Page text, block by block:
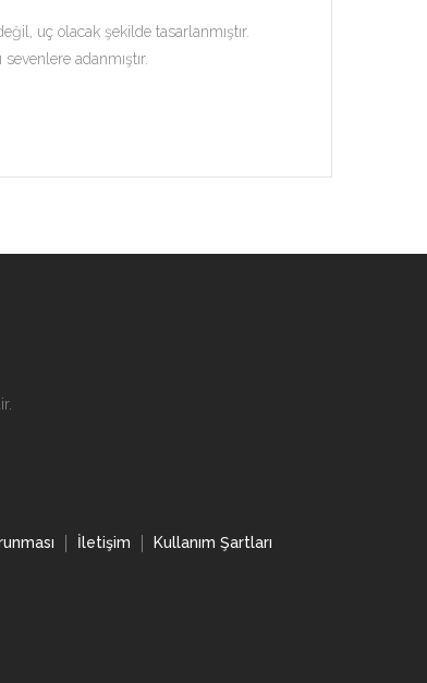
uç olacak şekilde tasarlanmıştır.
adanmıştır.
İletişim Kullanım Şartları